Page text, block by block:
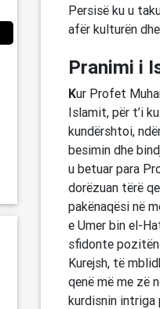
Persisë ku u
afër kulturën
Pranimi i
Kur Profet
Islamit, për t’i
kundërshtoi,
besimin dhe
u betuar para
dorëzuan tërë
pakënaqësi në
e Umer bin el-
sfidonte
Kurejsh, të
qenë më me zë
kurdisnin intriga